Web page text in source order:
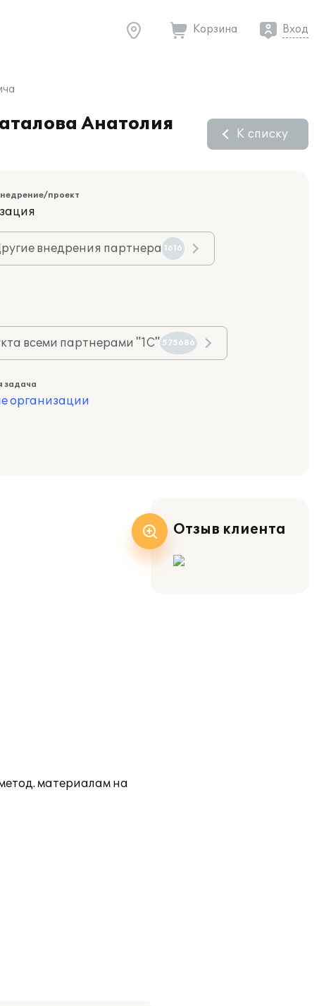
Корзина Вход
Анатолия
К списку
проект
внедрения партнера 1616
всеми партнерами "1С" 575686
задача
организации
материалам на
Отзыв клиента